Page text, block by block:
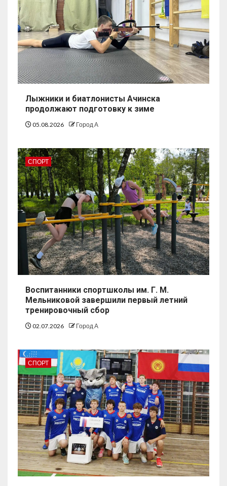
Лыжники и биатлонисты Ачинска
продолжают подготовку к зиме
05.08.2026 Город А
СПОРТ
Воспитанники спортшколы им. Г. М.
Мельниковой завершили первый летний
тренировочный сбор
02.07.2026 Город А
СПОРТ